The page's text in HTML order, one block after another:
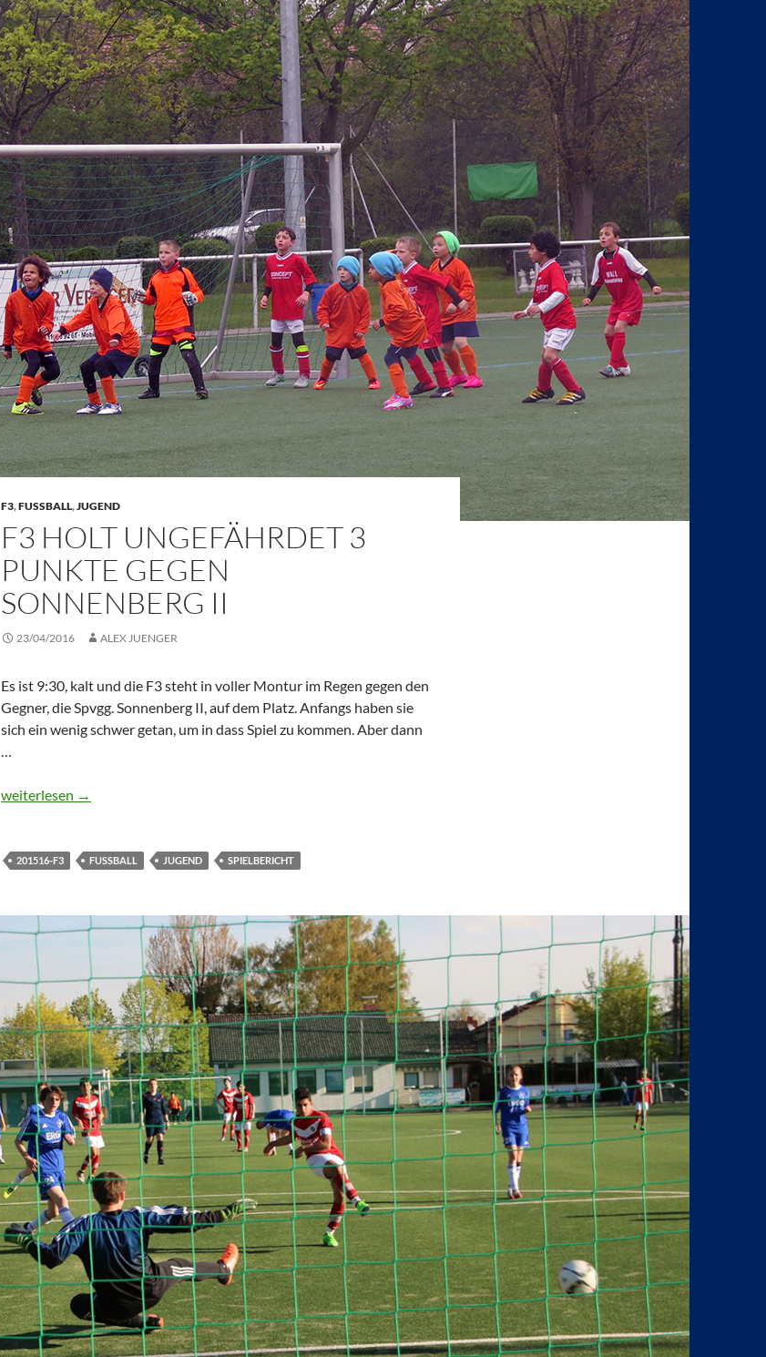
F3,FUSSBALL,JUGEND
F3 HOLT UNGEFÄHRDET 3
PUNKTE GEGEN
SONNENBERG II
23/04/2016 ALEX JUENGER
Es ist 9:30, kalt und die F3 steht in voller Montur im Regen gegen den
Gegner, die Spvgg. Sonnenberg II, auf dem Platz. Anfangs haben sie
sich ein wenig schwer getan, um in dass Spiel zu kommen. Aber dann
…
F3 holt ungefährdet 3 Punkte gegen Sonnenberg II
weiterlesen →
201516-F3 FUSSBALL JUGEND SPIELBERICHT